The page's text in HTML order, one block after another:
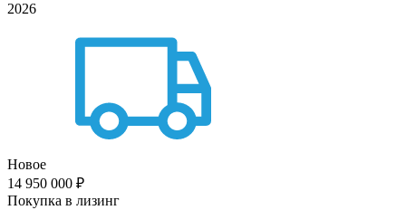
2026
Новое
14 950 000 ₽
Покупка в лизинг